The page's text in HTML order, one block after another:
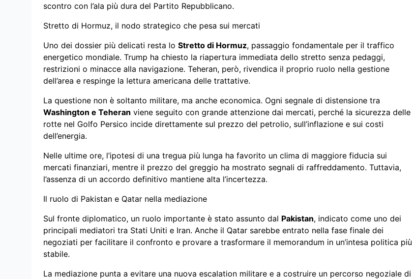
scontro con l’ala più dura del Partito Repubblicano.
Stretto di Hormuz, il nodo strategico che pesa sui mercati
Uno dei dossier più delicati resta lo Stretto di Hormuz, passaggio fondamentale per il traffico
energetico mondiale. Trump ha chiesto la riapertura immediata dello stretto senza pedaggi,
restrizioni o minacce alla navigazione. Teheran, però, rivendica il proprio ruolo nella gestione
dell’area e respinge la lettura americana delle trattative.
La questione non è soltanto militare, ma anche economica. Ogni segnale di distensione tra
Washington e Teheran viene seguito con grande attenzione dai mercati, perché la sicurezza delle
rotte nel Golfo Persico incide direttamente sul prezzo del petrolio, sull’inflazione e sui costi
dell’energia.
Nelle ultime ore, l’ipotesi di una tregua più lunga ha favorito un clima di maggiore fiducia sui
mercati finanziari, mentre il prezzo del greggio ha mostrato segnali di raffreddamento. Tuttavia,
l’assenza di un accordo definitivo mantiene alta l’incertezza.
Il ruolo di Pakistan e Qatar nella mediazione
Sul fronte diplomatico, un ruolo importante è stato assunto dal Pakistan, indicato come uno dei
principali mediatori tra Stati Uniti e Iran. Anche il Qatar sarebbe entrato nella fase finale dei
negoziati per facilitare il confronto e provare a trasformare il memorandum in un’intesa politica più
stabile.
La mediazione punta a evitare una nuova escalation militare e a costruire un percorso negoziale di